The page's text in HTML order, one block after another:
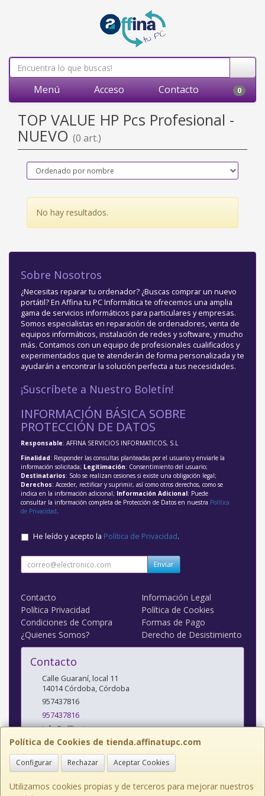
Menú Acceso Contacto 0
TOP VALUE HP Pcs Profesional -
NUEVO (0 art.)
No hay resultados.
Política de Cookies de tienda.affinatupc.com
Configurar Rechazar Aceptar Cookies
Utilizamos cookies propias y de terceros para mejorar nuestros
Sobre Nosotros
¿Necesitas reparar tu ordenador? ¿Buscas comprar un nuevo
portátil? En Affina tu PC Informática te ofrecemos una amplia
gama de servicios informáticos para particulares y empresas.
Somos especialistas en reparación de ordenadores, venta de
equipos informáticos, instalación de redes y software, y mucho
más. Contamos con un equipo de profesionales cualificados y
experimentados que te atenderán de forma personalizada y te
ayudarán a encontrar la solución perfecta a tus necesidades.
¡Suscríbete a Nuestro Boletín!
INFORMACIÓN BÁSICA SOBRE
PROTECCIÓN DE DATOS
Responsable: AFFINA SERVICIOS INFORMATICOS, S.L
Finalidad: Responder las consultas planteadas por el usuario y enviarle la
información solicitada; Legitimación: Consentimiento del usuario;
Destinatarios: Solo se realizan cesiones si existe una obligación legal;
Derechos: Acceder, rectificar y suprimir, así como otros derechos, como se
indica en la información adicional; Información Adicional: Puede
consultar la información completa de Protección de Datos en nuestra Política
de Privacidad.
He leído y acepto la Política de Privacidad.
Enviar
Contacto
Información Legal
Política Privacidad
Política de Cookies
Condiciones de Compra
Formas de Pago
¿Quienes Somos?
Derecho de Desistimiento
Contacto
Calle Guaraní, local 11
14014 Córdoba, Córdoba
957437816
957437816
info@affinatupc.com
Horario
10:00 a 13:30 y 17:00 a 20:30h Lunes a Viernes